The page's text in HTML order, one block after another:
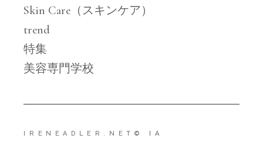
Skin Care（スキンケア）
trend
特集
美容専門学校
IRENEADLER.NET © IA